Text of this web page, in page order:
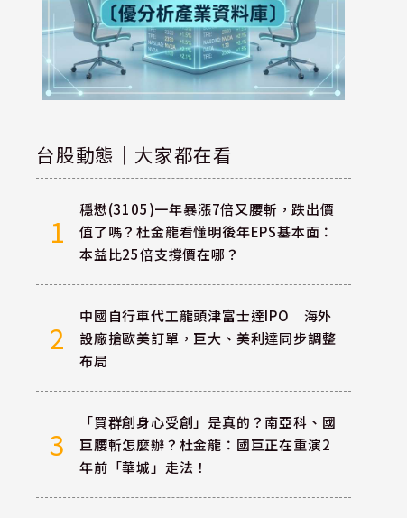
台股動態｜大家都在看
1
穩懋(3105)一年暴漲7倍又腰斬，跌出價
值了嗎？杜金龍看懂明後年EPS基本面：
本益比25倍支撐價在哪？
2
中國自行車代工龍頭津富士達IPO 海外
設廠搶歐美訂單，巨大、美利達同步調整
布局
3
「買群創身心受創」是真的？南亞科、國
巨腰斬怎麼辦？杜金龍：國巨正在重演2
年前「華城」走法！